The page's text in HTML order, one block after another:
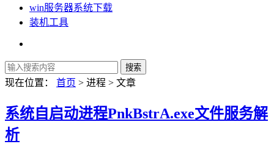
win服务器系统下载
装机工具
现在位置： 首页 > 进程 > 文章
系统自启动进程PnkBstrA.exe文件服务解
析